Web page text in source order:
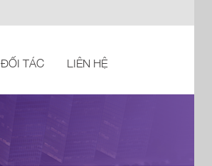
ĐỐI TÁC LIÊN HỆ